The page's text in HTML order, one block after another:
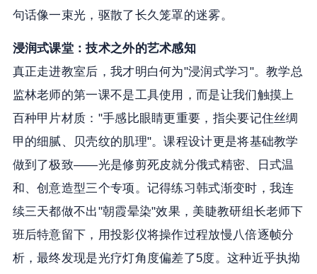
句话像一束光，驱散了长久笼罩的迷雾。
浸润式课堂：技术之外的艺术感知
真正走进教室后，我才明白何为"浸润式学习"。教学总
监林老师的第一课不是工具使用，而是让我们触摸上
百种甲片材质："手感比眼睛更重要，指尖要记住丝绸
甲的细腻、贝壳纹的肌理"。课程设计更是将基础教学
做到了极致——光是修剪死皮就分俄式精密、日式温
和、创意造型三个专项。记得练习韩式渐变时，我连
续三天都做不出"朝霞晕染"效果，美睫教研组长老师下
班后特意留下，用投影仪将操作过程放慢八倍逐帧分
析，最终发现是光疗灯角度偏差了5度。这种近乎执拗